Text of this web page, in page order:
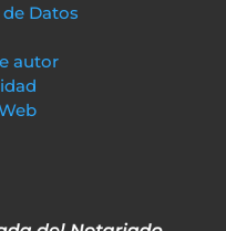
Datos
autor